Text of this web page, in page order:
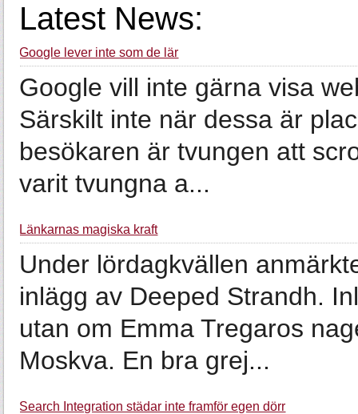
Latest News:
Google lever inte som de lär
Google vill inte gärna visa
Särskilt inte när dessa är
besökaren är tvungen att
varit tvungna a...
Länkarnas magiska kraft
Under lördagkvällen
inlägg av Deeped Strandh.
utan om Emma Tregaros
Moskva. En bra grej...
Search Integration städar inte framför egen dörr